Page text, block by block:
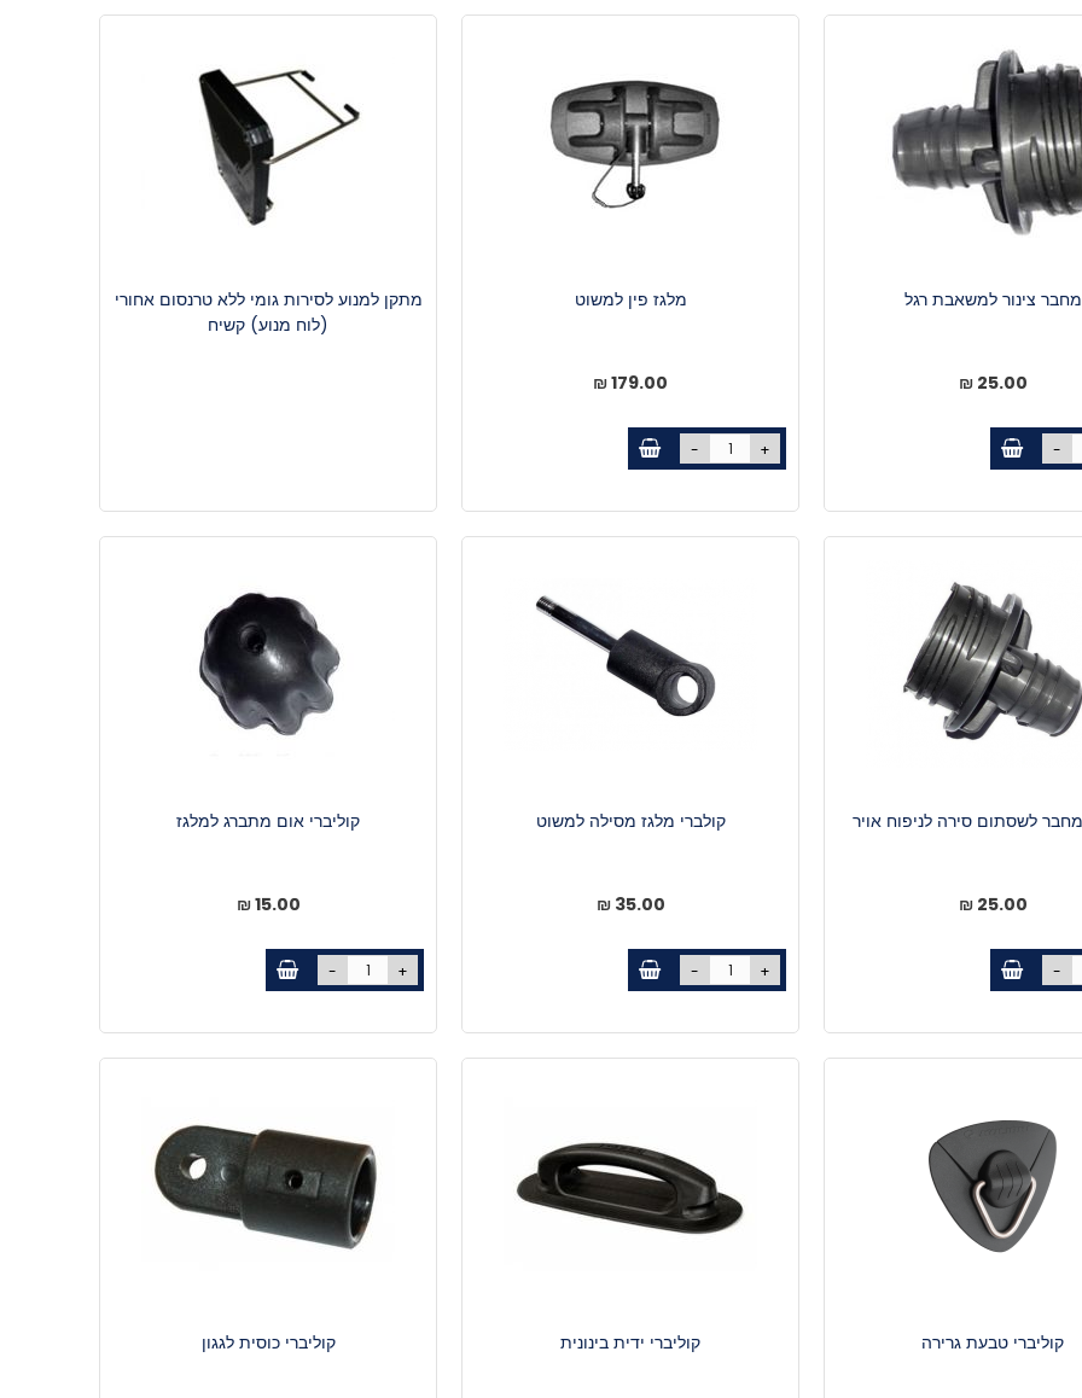
מחבר צינור למשאבת רגל
25.00 ₪
-
מלגז פין למשוט
179.00 ₪
- +
מתקן למנוע לסירות גומי ללא טרנסום אחורי
(לוח מנוע) קשיח
לשסתום סירה לניפוח אויר
25.00 ₪
-
קולברי מלגז מסילה למשוט
35.00 ₪
- +
קוליברי אום מתברג למלגז
15.00 ₪
- +
קוליברי טבעת גרירה קוליברי ידית בינונית קוליברי כוסית לגגון